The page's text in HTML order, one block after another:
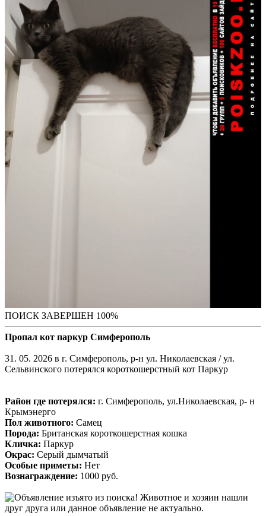
ПОИСК ЗАВЕРШЕН 100%
Пропал кот паркур Симферополь
31. 05. 2026 в г. Симферополь, р-н ул. Николаевская / ул.
Сельвинского потерялся короткошерстный кот Паркур
Район где потерялся: г. Симферополь, ул.Николаевская, р- н
Крымэнерго
Пол животного: Самец
Порода: Британская короткошерстная кошка
Кличка: Паркур
Окрас: Серый дымчатый
Особые приметы: Нет
Вознаграждение: 1000 руб.